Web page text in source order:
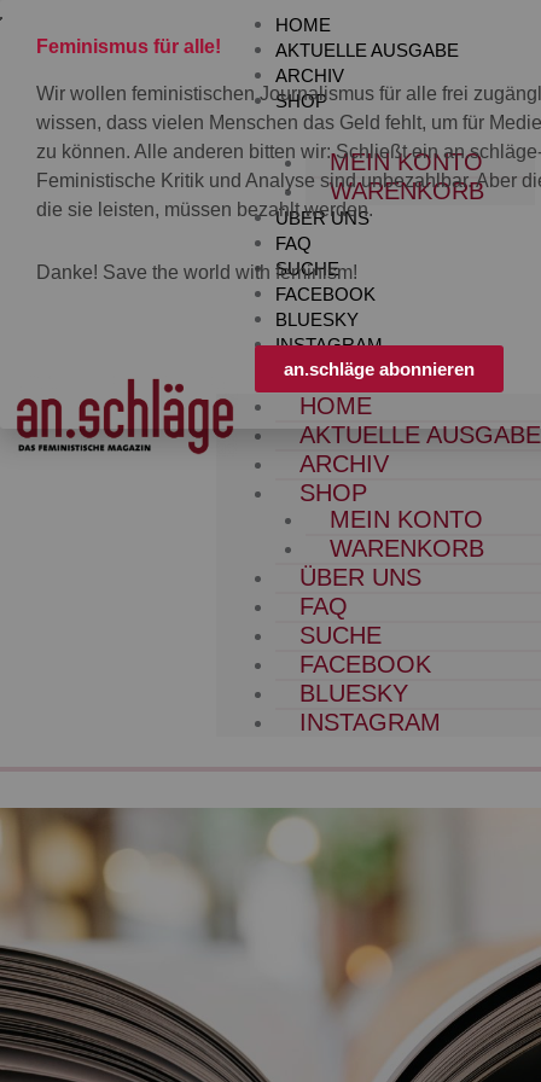
Inhalt
HOME
AKTUELLE AUSGABE
ARCHIV
SHOP
MEIN KONTO
WARENKORB
ÜBER UNS
FAQ
SUCHE
FACEBOOK
BLUESKY
INSTAGRAM
HOME
AKTUELLE AUSGABE
ARCHIV
SHOP
MEIN KONTO
WARENKORB
ÜBER UNS
FAQ
SUCHE
FACEBOOK
BLUESKY
INSTAGRAM
Feminismus für alle!
Wir wollen feministischen Journalismus für alle frei
wissen, dass vielen Menschen das Geld fehlt, um für
zu können. Alle anderen bitten wir: Schließt ein
Feministische Kritik und Analyse sind unbezahlbar. Aber
die sie leisten, müssen bezahlt werden.
Danke! Save the world with feminism!
an.schläge abonnieren